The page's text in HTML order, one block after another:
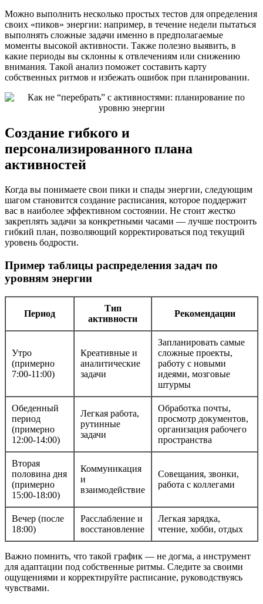
Можно выполнить несколько простых тестов для определения
своих «пиков» энергии: например, в течение недели пытаться
выполнять сложные задачи именно в предполагаемые
моменты высокой активности. Также полезно выявить, в
какие периоды вы склонны к отвлечениям или снижению
внимания. Такой анализ поможет составить карту
собственных ритмов и избежать ошибок при планировании.
Создание гибкого и
персонализированного плана
активностей
Когда вы понимаете свои пики и спады энергии, следующим
шагом становится создание расписания, которое поддержит
вас в наиболее эффективном состоянии. Не стоит жестко
закреплять задачи за конкретными часами — лучше построить
гибкий план, позволяющий корректироваться под текущий
уровень бодрости.
Пример таблицы распределения задач по
уровням энергии
Период
Тип
активности
Рекомендации
Утро
(примерно
7:00-11:00)
Креативные и
аналитические
задачи
Запланировать самые
сложные проекты,
работу с новыми
идеями, мозговые
штурмы
Обеденный
период
(примерно
12:00-14:00)
Легкая работа,
рутинные
задачи
Обработка почты,
просмотр документов,
организация рабочего
пространства
Вторая
половина дня
(примерно
15:00-18:00)
Коммуникация
и
взаимодействие
Совещания, звонки,
работа с коллегами
Вечер (после
18:00)
Расслабление и
восстановление
Легкая зарядка,
чтение, хобби, отдых
Важно помнить, что такой график — не догма, а инструмент
для адаптации под собственные ритмы. Следите за своими
ощущениями и корректируйте расписание, руководствуясь
чувствами.